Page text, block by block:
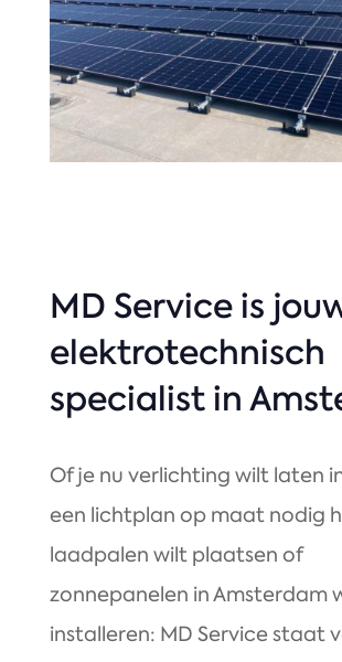
MD Service is
elektrotechnisch
specialist in
Of je nu verlichting wilt laten
een lichtplan op maat nodig
laadpalen wilt plaatsen of
zonnepanelen in Amsterdam
installeren: MD Service staat